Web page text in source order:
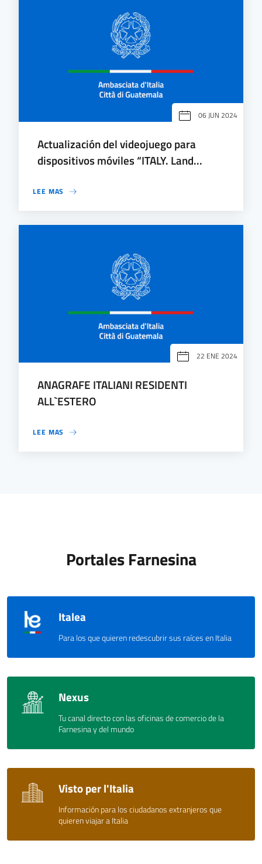
06 JUN 2024
Actualización del videojuego para
dispositivos móviles “ITALY. Land...
LEE MAS
22 ENE 2024
ANAGRAFE ITALIANI RESIDENTI
ALL`ESTERO
LEE MAS
Portales Farnesina
Italea
Para los que quieren redescubrir sus raíces en Italia
Nexus
Tu canal directo con las oficinas de comercio de la
Farnesina y del mundo
Visto per l'Italia
Información para los ciudadanos extranjeros que
quieren viajar a Italia